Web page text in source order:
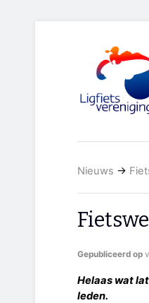
Nieuws →
Gepubliceerd op
Helaas wat
leden.